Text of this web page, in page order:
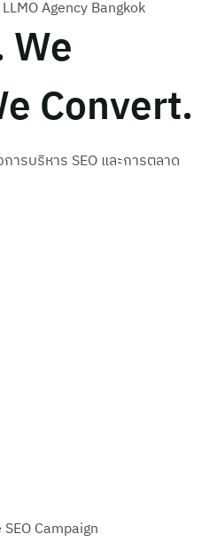
We
Convert.
รบริหาร SEO และการตลาด
Campaign